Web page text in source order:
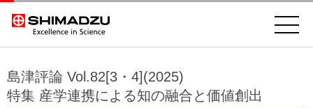
島津評論 Vol.82[3・4](2025)
特集 産学連携による知の融合と価値創出